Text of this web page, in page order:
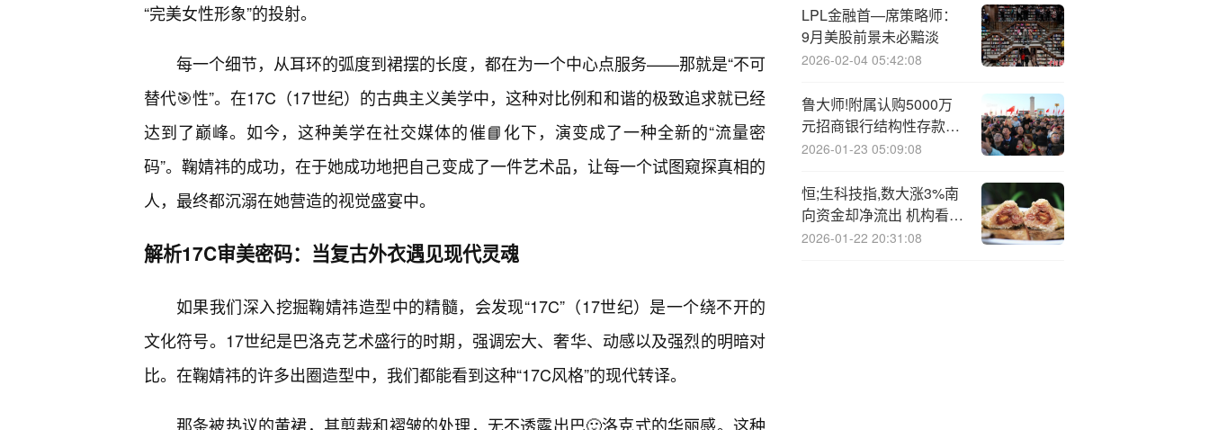
“完美女性形象”的投射。
每一个细节，从耳环的弧度到裙摆的长度，都在为一个中心点服务——那就是“不可
替代🎯性”。在17C（17世纪）的古典主义美学中，这种对比例和和谐的极致追求就已经
达到了巅峰。如今，这种美学在社交媒体的催📘化下，演变成了一种全新的“流量密
码”。鞠婧祎的成功，在于她成功地把自己变成了一件艺术品，让每一个试图窥探真相的
人，最终都沉溺在她营造的视觉盛宴中。
解析17C审美密码：当复古外衣遇见现代灵魂
如果我们深入挖掘鞠婧祎造型中的精髓，会发现“17C”（17世纪）是一个绕不开的
文化符号。17世纪是巴洛克艺术盛行的时期，强调宏大、奢华、动感以及强烈的明暗对
比。在鞠婧祎的许多出圈造型中，我们都能看到这种“17C风格”的现代转译。
那条被热议的黄裙，其剪裁和褶皱的处理，无不透露出巴🙂洛克式的华丽感。这种
LPL金融首—席策略师：
9月美股前景未必黯淡
2026-02-04 05:42:08
鲁大师!附属认购5000万
元招商银行结构性存款产
品
2026-01-23 05:09:08
恒;生科技指,数大涨3%南
向资金却净流出 机构看好
四季度结构性机会
2026-01-22 20:31:08